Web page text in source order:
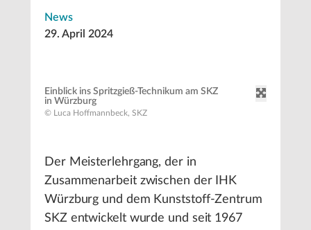
News
29. April 2024
Einblick ins Spritzgieß-Technikum am SKZ
in Würzburg
© Luca Hoffmannbeck, SKZ
Der Meisterlehrgang, der in
Zusammenarbeit zwischen der IHK
Würzburg und dem Kunststoff-Zentrum
SKZ entwickelt wurde und seit 1967